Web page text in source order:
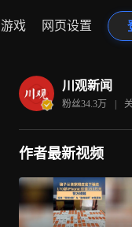
游戏 网页设置
川观新闻
粉丝34.3万 |
作者最新视频